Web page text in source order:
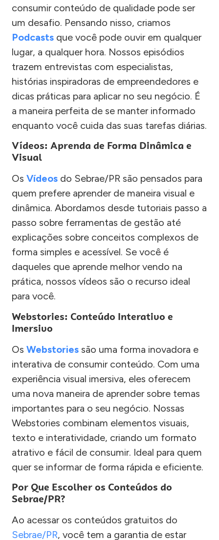
consumir conteúdo de qualidade pode ser
um desafio. Pensando nisso, criamos
Podcasts que você pode ouvir em qualquer
lugar, a qualquer hora. Nossos episódios
trazem entrevistas com especialistas,
histórias inspiradoras de empreendedores e
dicas práticas para aplicar no seu negócio. É
a maneira perfeita de se manter informado
enquanto você cuida das suas tarefas diárias.
Vídeos: Aprenda de Forma Dinâmica e
Visual
Os Vídeos do Sebrae/PR são pensados para
quem prefere aprender de maneira visual e
dinâmica. Abordamos desde tutoriais passo a
passo sobre ferramentas de gestão até
explicações sobre conceitos complexos de
forma simples e acessível. Se você é
daqueles que aprende melhor vendo na
prática, nossos vídeos são o recurso ideal
para você.
Webstories: Conteúdo Interativo e
Imersivo
Os Webstories são uma forma inovadora e
interativa de consumir conteúdo. Com uma
experiência visual imersiva, eles oferecem
uma nova maneira de aprender sobre temas
importantes para o seu negócio. Nossas
Webstories combinam elementos visuais,
texto e interatividade, criando um formato
atrativo e fácil de consumir. Ideal para quem
quer se informar de forma rápida e eficiente.
Por Que Escolher os Conteúdos do
Sebrae/PR?
Ao acessar os conteúdos gratuitos do
Sebrae/PR, você tem a garantia de estar